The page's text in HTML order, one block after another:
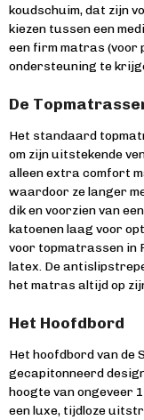
koudschuim, dat zijn
kiezen tussen een
een firm matras (voor
ondersteuning te
De
Het standaard
om zijn uitstekende
alleen extra comfort
waardoor ze langer
dik en voorzien van
katoenen laag voor
voor topmatrassen in
latex. De
het matras altijd op
Het Hoofdbord
Het hoofdbord van
gecapitonneerd
hoogte van ongeveer
een luxe, tijdloze